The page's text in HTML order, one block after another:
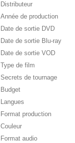
Distributeur
Année de production
Date de sortie DVD
Date de sortie Blu-ray
Date de sortie VOD
Type de film
Secrets de tournage
Budget
Langues
Format production
Couleur
Format audio